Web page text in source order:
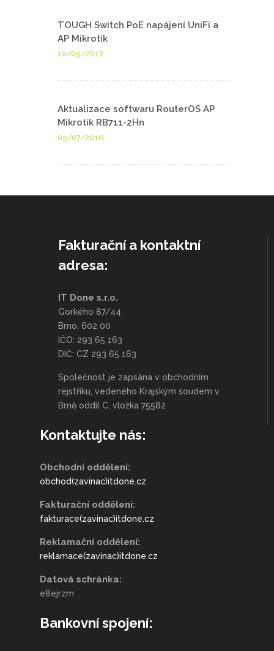
TOUGH Switch PoE napájení UniFi a
AP Mikrotik
10/05/2017
Aktualizace softwaru RouterOS AP
Mikrotik RB711-2Hn
05/07/2016
Fakturační a kontaktní
adresa:
IT Done s.r.o.
Gorkého 87/44
Brno, 602 00
IČO: 293 65 163
DIČ: CZ 293 65 163
Společnost je zapsána v obchodním
rejstříku, vedeného Krajským soudem v
Brně oddíl C, vložka 75582
Kontaktujte nás:
Obchodní oddělení:
obchod(zavinac)itdone.cz
Fakturační oddělení:
fakturace(zavinac)itdone.cz
Reklamační oddělení:
reklamace(zavinac)itdone.cz
Datová schránka:
e8ejrzm
Bankovní spojení: